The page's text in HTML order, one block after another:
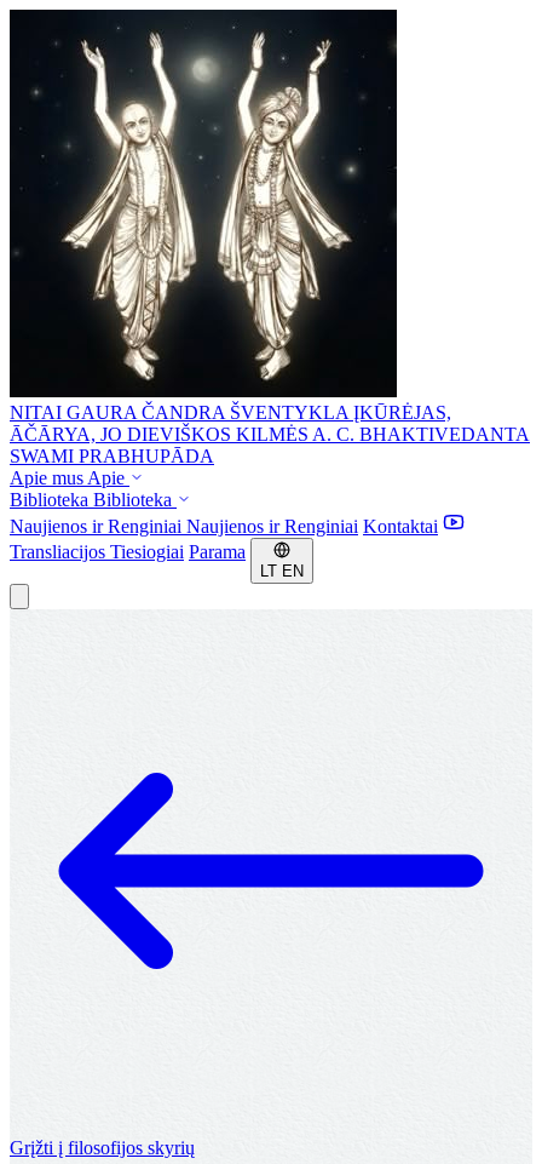
NITAI GAURA ČANDRA ŠVENTYKLA ĮKŪRĖJAS,
ĀČĀRYA, JO DIEVIŠKOS KILMĖS A. C. BHAKTIVEDANTA
SWAMI PRABHUPĀDA
Apie mus Apie
Biblioteka Biblioteka
Naujienos ir Renginiai Naujienos ir Renginiai Kontaktai
Transliacijos Tiesiogiai Parama
LT EN
Grįžti į filosofijos skyrių